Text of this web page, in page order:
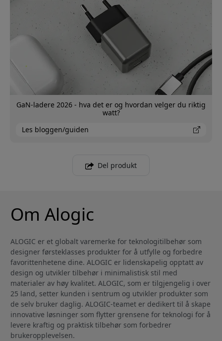
GaN-ladere 2026 - hva det er og hvordan velger du riktig
watt?
Les bloggen/guiden
Del produkt
Om Alogic
ALOGIC er et globalt varemerke for teknologitilbehør som
designer førsteklasses produkter for å utfylle og forbedre
favorittenhetene dine. ALOGIC er lidenskapelig opptatt av
design og utvikler tilbehør i minimalistisk stil med
materialer av høy kvalitet. ALOGIC, som er tilgjengelig i over
25 land, setter kunden i sentrum og utvikler produkter som
de selv bruker daglig. ALOGIC-teamet er dedikert til å skape
innovative løsninger som flytter grensene for teknologi for å
levere kraftig og praktisk tilbehør som forbedrer
brukeropplevelsen.